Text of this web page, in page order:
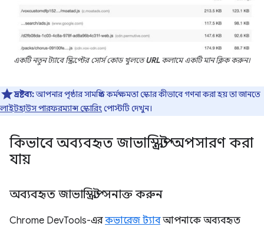
একটি নতুন ট্যাবে স্ক্রিপ্টের সোর্স কোড খুলতেURLকলামে একটি মান ক্লিক করুন।
দ্রষ্টব্য:আপনার পৃষ্ঠার সামগ্রিক কর্মক্ষমতা স্কোর কীভাবে গণনা করা হয় তা জানতে
লাইটহাউস পারফরম্যান্স স্কোরিংপোস্টটি দেখুন।
কিভাবে অব্যবহৃত জাভাস্ক্রিপ্ট অপসারণ করা
যায়
অব্যবহৃত জাভাস্ক্রিপ্ট সনাক্ত করুন
Chrome DevTools-এরকভারেজ ট্যাবআপনাকে অব্যবহৃত